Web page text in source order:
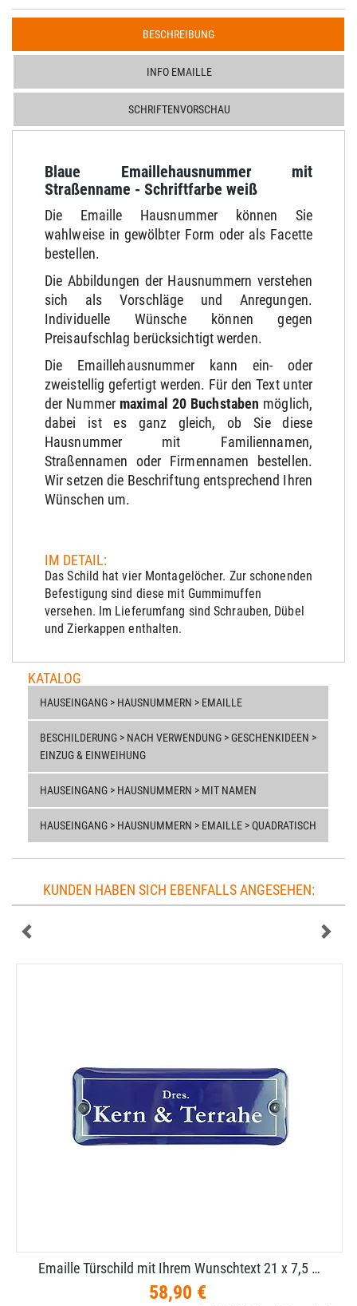
BESCHREIBUNG
INFO EMAILLE
SCHRIFTENVORSCHAU
Blaue Emaillehausnummer mit
Straßenname - Schriftfarbe weiß
Die Emaille Hausnummer können Sie
wahlweise in gewölbter Form oder als Facette
bestellen.
Die Abbildungen der Hausnummern verstehen
sich als Vorschläge und Anregungen.
Individuelle Wünsche können gegen
Preisaufschlag berücksichtigt werden.
Die Emaillehausnummer kann ein- oder
zweistellig gefertigt werden. Für den Text unter
der Nummer maximal 20 Buchstaben möglich,
dabei ist es ganz gleich, ob Sie diese
Hausnummer mit Familiennamen,
Straßennamen oder Firmennamen bestellen.
Wir setzen die Beschriftung entsprechend Ihren
Wünschen um.
IM DETAIL:
Das Schild hat vier Montagelöcher. Zur schonenden
Befestigung sind diese mit Gummimuffen
versehen. Im Lieferumfang sind Schrauben, Dübel
und Zierkappen enthalten.
KATALOG
HAUSEINGANG > HAUSNUMMERN > EMAILLE
BESCHILDERUNG > NACH VERWENDUNG > GESCHENKIDEEN >
EINZUG & EINWEIHUNG
HAUSEINGANG > HAUSNUMMERN > MIT NAMEN
HAUSEINGANG > HAUSNUMMERN > EMAILLE > QUADRATISCH
KUNDEN HABEN SICH EBENFALLS ANGESEHEN:
Emaille Türschild mit Ihrem Wunschtext 21 x 7,​5 …
58,90 €